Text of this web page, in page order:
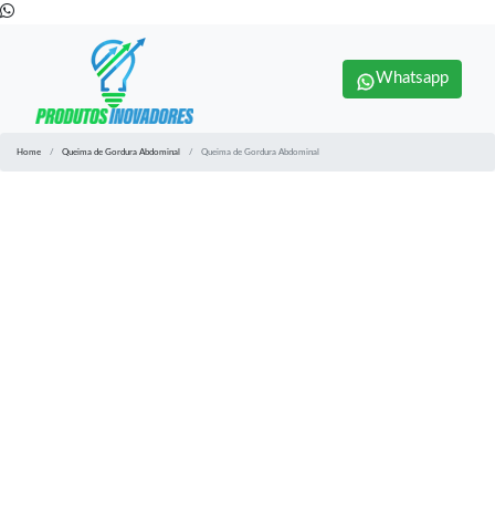
Whatsapp
Home Queima de Gordura Abdominal Queima de Gordura Abdominal